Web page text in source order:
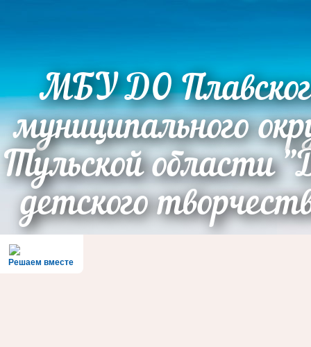
МБУ ДО
муниципального
Тульской области
детского
Решаем вместе